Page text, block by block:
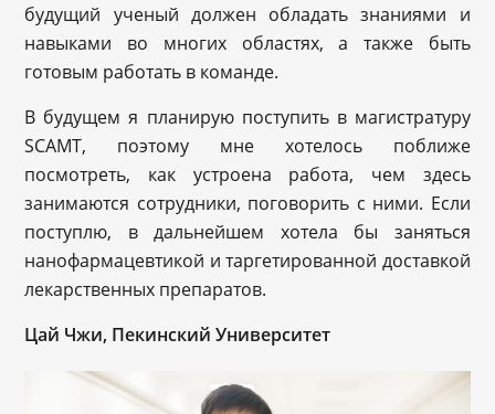
будущий ученый должен обладать знаниями и
навыками во многих областях, а также быть
готовым работать в команде.
В будущем я планирую поступить в магистратуру
SCAMT, поэтому мне хотелось поближе
посмотреть, как устроена работа, чем здесь
занимаются сотрудники, поговорить с ними. Если
поступлю, в дальнейшем хотела бы заняться
нанофармацевтикой и таргетированной доставкой
лекарственных препаратов.
Цай Чжи, Пекинский Университет